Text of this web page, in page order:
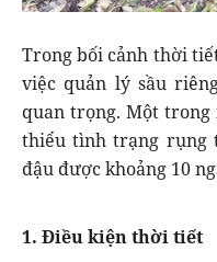
Trong bối cảnh thời
việc quản lý sầu
quan trọng. Một
thiểu tình trạng rụng
đậu được khoảng 10
1. Điều kiện thời tiết